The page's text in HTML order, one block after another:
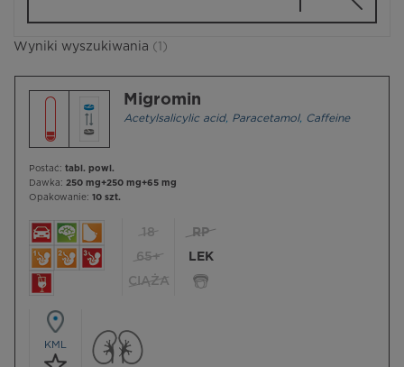
Wyniki wyszukiwania (1)
Migromin
Acetylsalicylic acid, Paracetamol, Caffeine
Postać: tabl. powl.
Dawka: 250 mg+250 mg+65 mg
Opakowanie: 10 szt.
18
65+
CIĄŻA
RP
LEK
KML